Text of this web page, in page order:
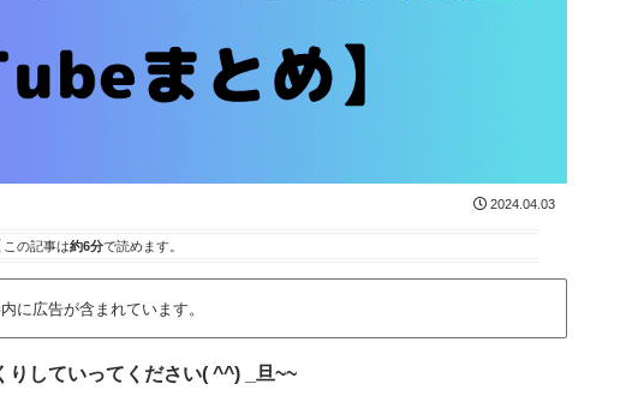
2024.04.03
この記事は約6分で読めます。
に広告が含まれています。
りしていってください( ^^) _旦~~